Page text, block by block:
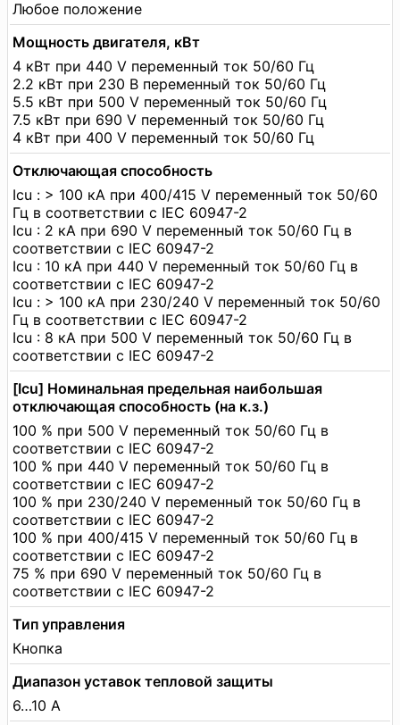
Любое положение
Мощность двигателя, кВт
4 кВт при 440 V переменный ток 50/60 Гц
2.2 кВт при 230 В переменный ток 50/60 Гц
5.5 кВт при 500 V переменный ток 50/60 Гц
7.5 кВт при 690 V переменный ток 50/60 Гц
4 кВт при 400 V переменный ток 50/60 Гц
Отключающая способность
Icu : > 100 кА при 400/415 V переменный ток 50/60
Гц в соответствии с IEC 60947-2
Icu : 2 кА при 690 V переменный ток 50/60 Гц в
соответствии с IEC 60947-2
Icu : 10 кА при 440 V переменный ток 50/60 Гц в
соответствии с IEC 60947-2
Icu : > 100 кА при 230/240 V переменный ток 50/60
Гц в соответствии с IEC 60947-2
Icu : 8 кА при 500 V переменный ток 50/60 Гц в
соответствии с IEC 60947-2
[Icu] Номинальная предельная наибольшая
отключающая способность (на к.з.)
100 % при 500 V переменный ток 50/60 Гц в
соответствии с IEC 60947-2
100 % при 440 V переменный ток 50/60 Гц в
соответствии с IEC 60947-2
100 % при 230/240 V переменный ток 50/60 Гц в
соответствии с IEC 60947-2
100 % при 400/415 V переменный ток 50/60 Гц в
соответствии с IEC 60947-2
75 % при 690 V переменный ток 50/60 Гц в
соответствии с IEC 60947-2
Тип управления
Кнопка
Диапазон уставок тепловой защиты
6…10 А